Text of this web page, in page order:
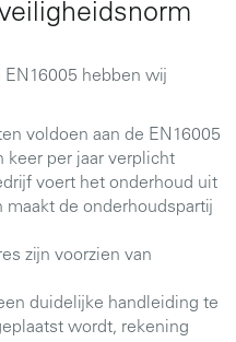
hebben wij
voldoen aan de EN16005
keer per jaar verplicht
voert het onderhoud uit
maakt de onderhoudspartij
zijn voorzien van
duidelijke handleiding te
wordt, rekening